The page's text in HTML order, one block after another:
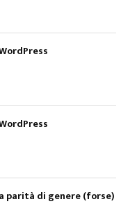
parità di genere (forse)